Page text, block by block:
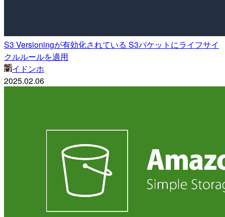
S3 Versioningが有効化されている S3バケットにライフサイ
クルルールを適用
イドンホ
2025.02.06